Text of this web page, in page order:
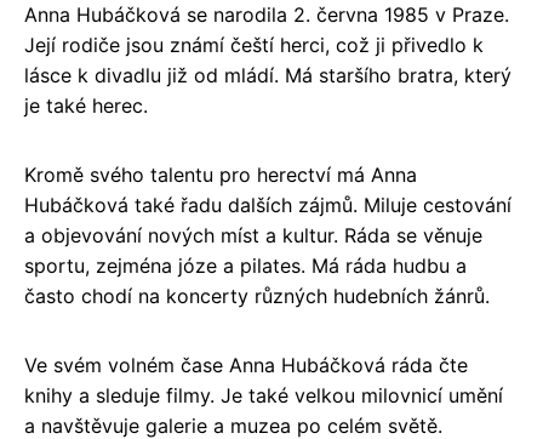
Anna Hubáčková se narodila 2. června 1985 v Praze.
Její rodiče jsou známí čeští herci, což ji přivedlo k
lásce k divadlu již od mládí. Má staršího bratra, který
je také herec.
Kromě svého talentu pro herectví má Anna
Hubáčková také řadu dalších zájmů. Miluje cestování
a objevování nových míst a kultur. Ráda se věnuje
sportu, zejména józe a pilates. Má ráda hudbu a
často chodí na koncerty různých hudebních žánrů.
Ve svém volném čase Anna Hubáčková ráda čte
knihy a sleduje filmy. Je také velkou milovnicí umění
a navštěvuje galerie a muzea po celém světě.